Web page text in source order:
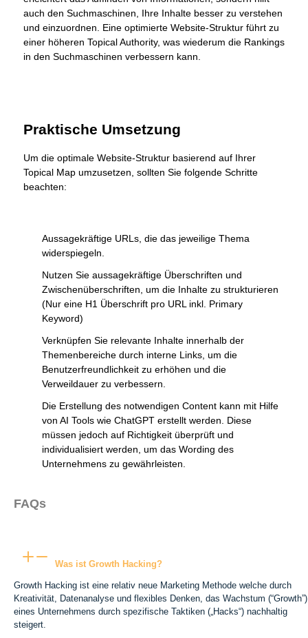
auch den Suchmaschinen, Ihre Inhalte besser zu verstehen
und einzuordnen. Eine optimierte Website-Struktur führt zu
einer höheren Topical Authority, was wiederum die Rankings
in den Suchmaschinen verbessern kann.
Praktische Umsetzung
Um die optimale Website-Struktur basierend auf Ihrer
Topical Map umzusetzen, sollten Sie folgende Schritte
beachten:
Aussagekräftige URLs, die das jeweilige Thema
widerspiegeln.
Nutzen Sie aussagekräftige Überschriften und
Zwischenüberschriften, um die Inhalte zu strukturieren
(Nur eine H1 Überschrift pro URL inkl. Primary
Keyword)
Verknüpfen Sie relevante Inhalte innerhalb der
Themenbereiche durch interne Links, um die
Benutzerfreundlichkeit zu erhöhen und die
Verweildauer zu verbessern.
Die Erstellung des notwendigen Content kann mit Hilfe
von AI Tools wie ChatGPT erstellt werden. Diese
müssen jedoch auf Richtigkeit überprüft und
individualisiert werden, um das Wording des
Unternehmens zu gewährleisten.
FAQs
Was ist Growth Hacking?
Growth Hacking ist eine relativ neue Marketing Methode welche durch
Kreativität, Datenanalyse und flexibles Denken, das Wachstum (“Growth”)
eines Unternehmens durch spezifische Taktiken („Hacks“) nachhaltig
steigert.